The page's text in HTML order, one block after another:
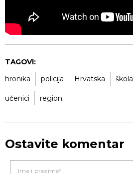
TAGOVI:
hronika
policija Hrvatska škola
učenici region
Ostavite komentar